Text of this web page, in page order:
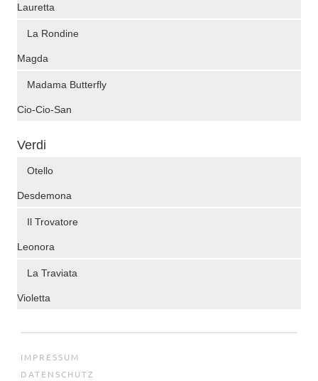
Lauretta
La Rondine
Magda
Madama Butterfly
Cio-Cio-San
Verdi
Otello
Desdemona
Il Trovatore
Leonora
La Traviata
Violetta
IMPRESSUM
DATENSCHUTZ